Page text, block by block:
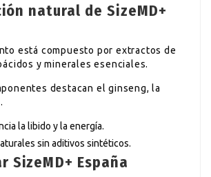
natural de SizeMD+
está compuesto por extractos de
y minerales esenciales.
destacan el ginseng, la
la libido y la energía.
sin aditivos sintéticos.
SizeMD+ España